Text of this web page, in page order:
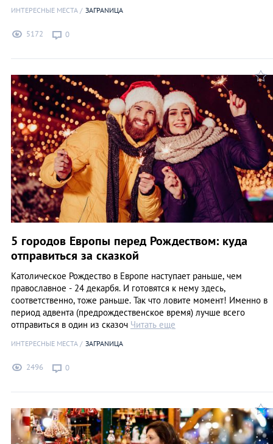
ИНТЕРЕСНЫЕ МЕСТА ЗАГРАNИЦА
5172 0
5 городов Европы перед Рождеством: куда
отправиться за сказкой
Католическое Рождество в Европе наступает раньше, чем
православное - 24 декарбя. И готовятся к нему здесь,
соответственно, тоже раньше. Так что ловите момент! Именно в
период адвента (предрождественское время) лучше всего
отправиться в один из сказоч Читать еще
ИНТЕРЕСНЫЕ МЕСТА ЗАГРАNИЦА
2496 0